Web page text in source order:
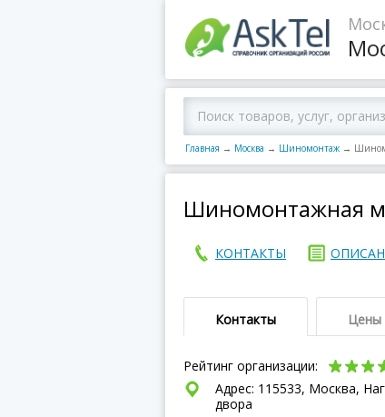
Главная → Москва → Шиномонтаж →
Шиномонтажная
КОНТАКТЫ
Контакты Цены
Рейтинг организации:
Адрес: 115533, Москва,
двора